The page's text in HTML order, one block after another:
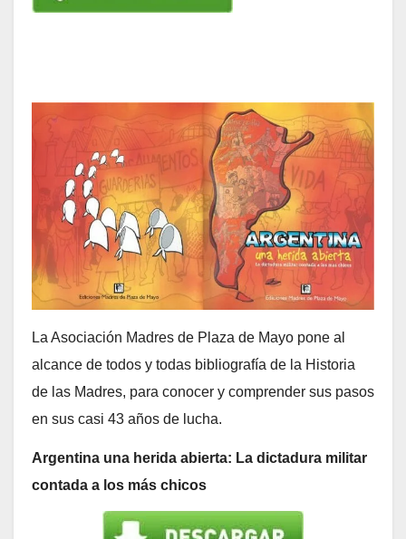
La Asociación Madres de Plaza de Mayo pone al
alcance de todos y todas bibliografía de la Historia
de las Madres, para conocer y comprender sus pasos
en sus casi 43 años de lucha.
Argentina una herida abierta: La dictadura militar
contada a los más chicos